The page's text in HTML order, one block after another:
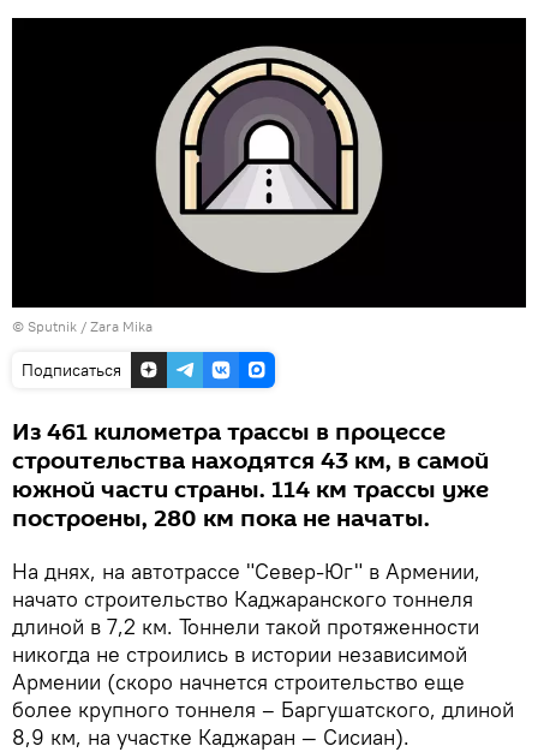
© Sputnik / Zara Mika
Подписаться
Из 461 километра трассы в процессе
строительства находятся 43 км, в самой
южной части страны. 114 км трассы уже
построены, 280 км пока не начаты.
На днях, на автотрассе "Север-Юг" в Армении,
начато строительство Каджаранского тоннеля
длиной в 7,2 км. Тоннели такой протяженности
никогда не строились в истории независимой
Армении (скоро начнется строительство еще
более крупного тоннеля – Баргушатского, длиной
8,9 км, на участке Каджаран — Сисиан).